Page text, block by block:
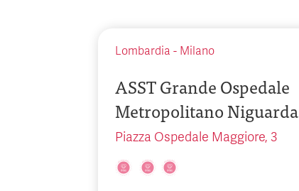
Lombardia - Milano
ASST Grande Ospedale
Metropolitano Niguarda
Piazza Ospedale Maggiore, 3